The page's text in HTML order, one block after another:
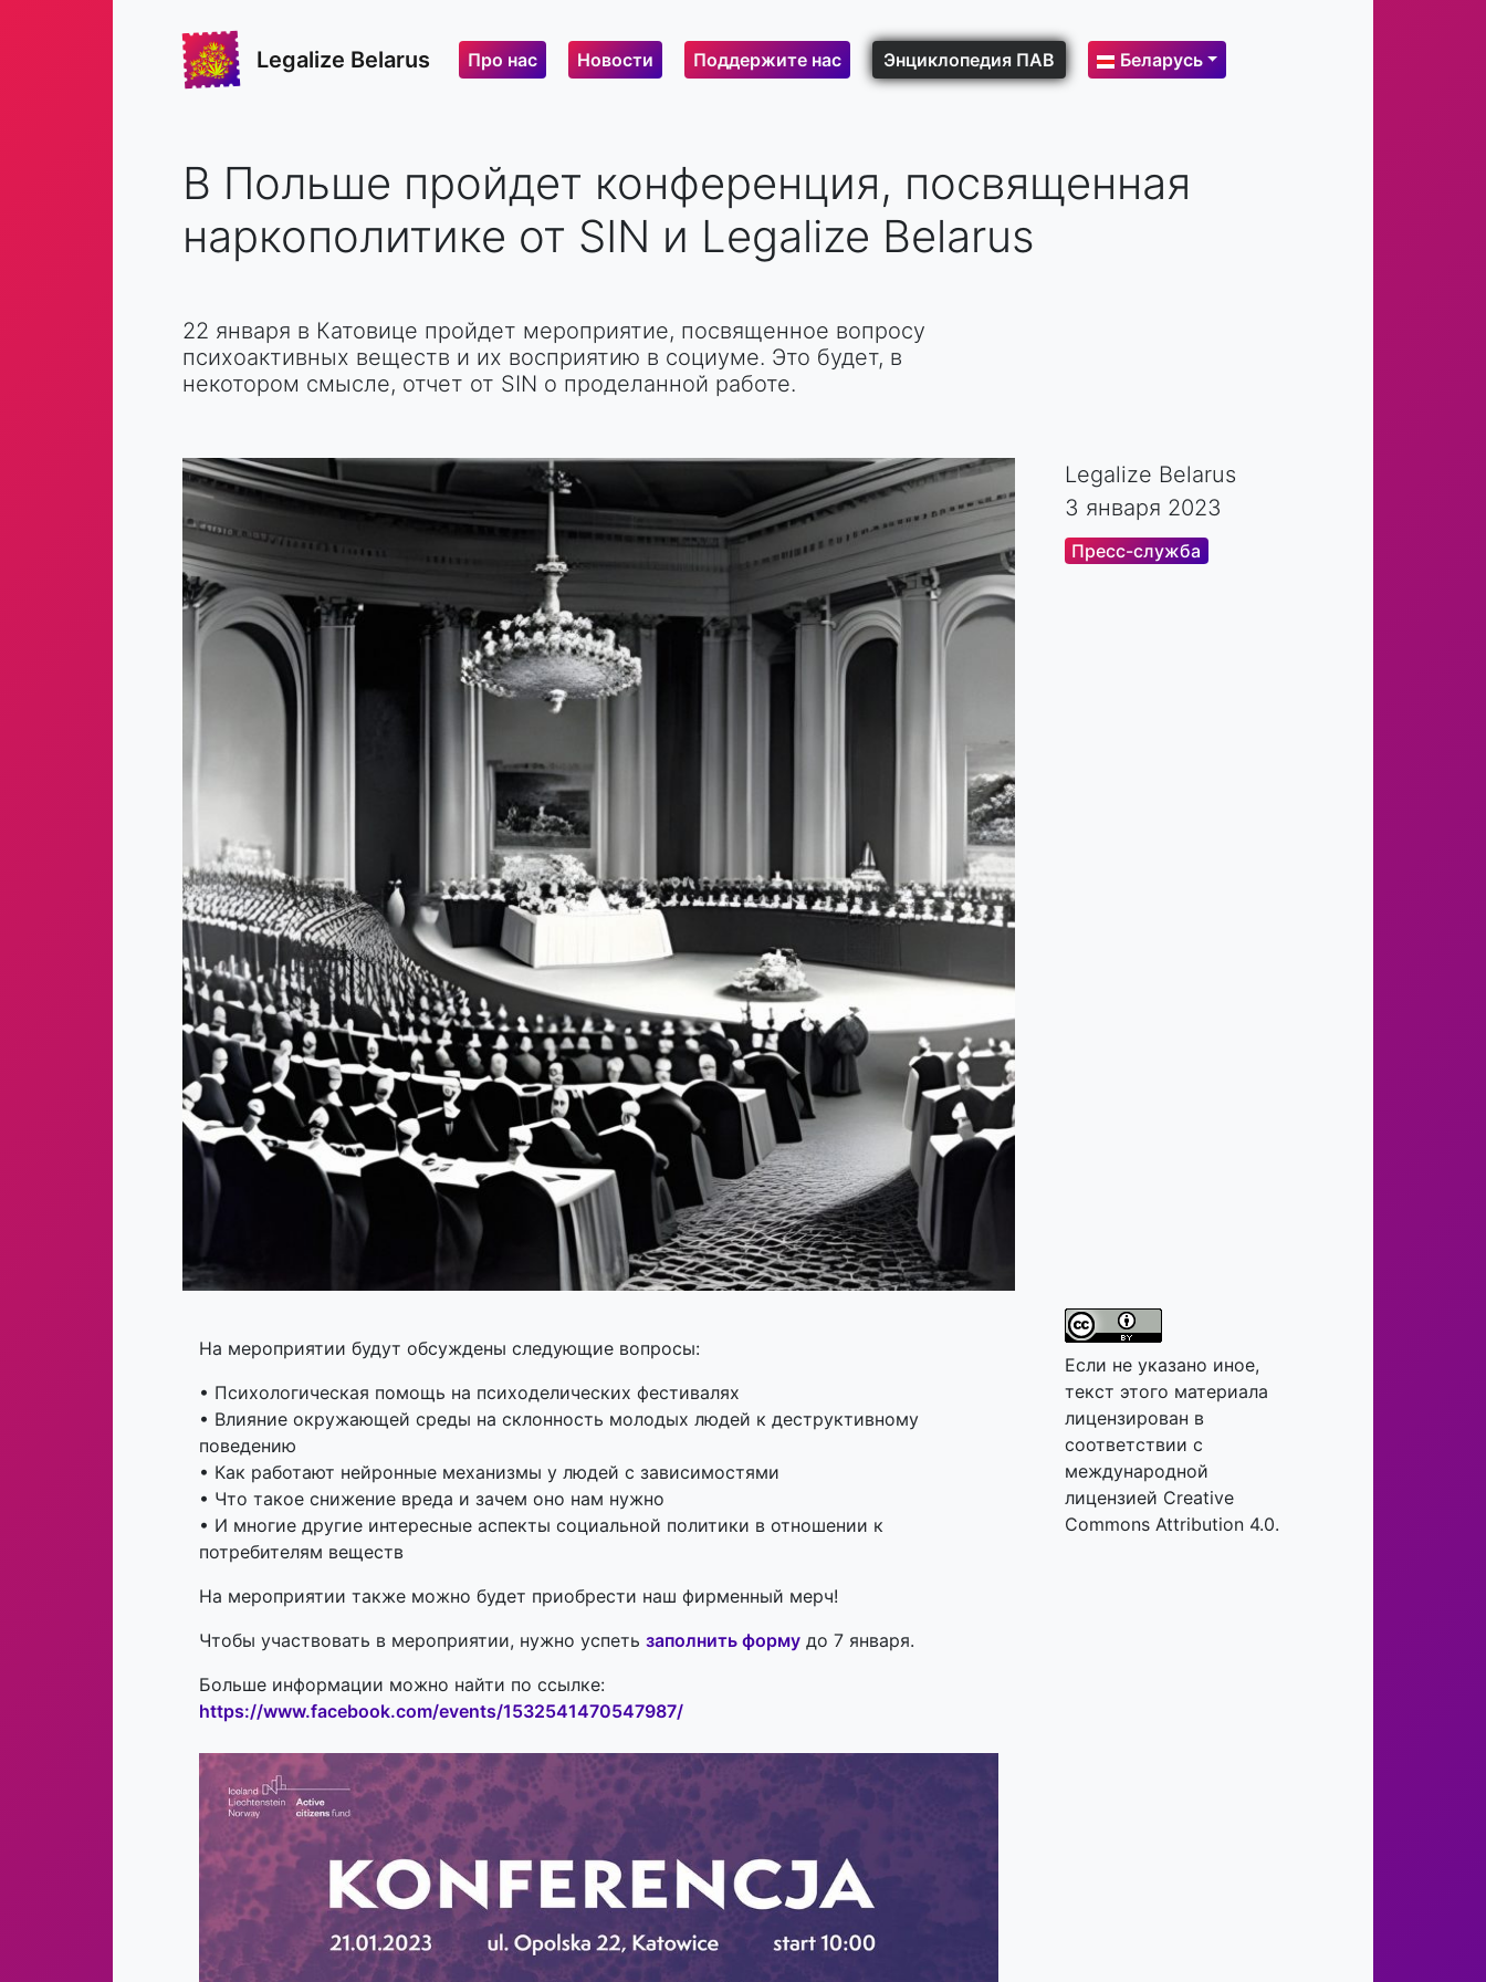
Legalize Belarus Про нас Новости Поддержите нас Энциклопедия ПАВ Беларусь
В Польше пройдет конференция, посвященная
наркополитике от SIN и Legalize Belarus
22 января в Катовице пройдет мероприятие, посвященное вопросу
психоактивных веществ и их восприятию в социуме. Это будет, в
некотором смысле, отчет от SIN о проделанной работе.
Legalize Belarus
3 января 2023
Пресс-служба
На мероприятии будут обсуждены следующие вопросы:
• Психологическая помощь на психоделических фестивалях
• Влияние окружающей среды на склонность молодых людей к деструктивному
поведению
• Как работают нейронные механизмы у людей с зависимостями
• Что такое снижение вреда и зачем оно нам нужно
• И многие другие интересные аспекты социальной политики в отношении к
потребителям веществ
На мероприятии также можно будет приобрести наш фирменный мерч!
Чтобы участвовать в мероприятии, нужно успеть заполнить форму до 7 января.
Больше информации можно найти по ссылке:
https://www.facebook.com/events/1532541470547987/
Если не указано иное,
текст этого материала
лицензирован в
соответствии с
международной
лицензией Creative
Commons Attribution 4.0.